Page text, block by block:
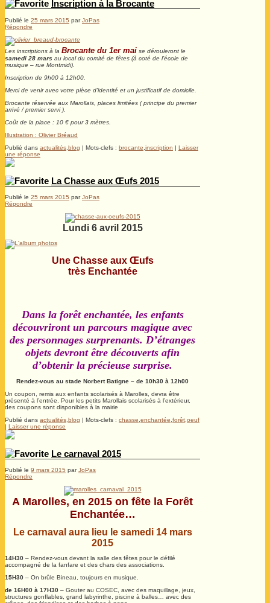
Inscription à la Brocante
Publié le 25 mars 2015 parJoPas
Répondre
Les inscriptions à la Brocante du 1er mai se dérouleront le
samedi 28 mars au local du comité de fêtes (à coté de l’école de
musique – rue Montmidi).
Inscription de 9h00 à 12h00.
Merci de venir avec votre pièce d’identité et un justificatif de domicile.
Brocante réservée aux Marollais, places limitées ( principe du premier
arrivé / premier servi ).
Coût de la place : 10 € pour 3 mètres.
Illustration : Olivier Bréaud
Publié dans actualités blog | Mots-clefs : brocante inscription | Laisser
une réponse
La Chasse aux Œufs 2015
Publié le 25 mars 2015 parJoPas
Répondre
Lundi 6 avril 2015
Une Chasse aux Œufs
très Enchantée
Dans la forêt enchantée, les enfants
découvriront un parcours magique avec
des personnages surprenants. D’étranges
objets devront être découverts afin
d’obtenir la précieuse surprise.
Rendez-vous au stade Norbert Batigne – de 10h30 à 12h00
Un coupon, remis aux enfants scolarisés à Marolles, devra être
présenté à l’entrée. Pour les petits Marollais scolarisés à l’extérieur,
des coupons sont disponibles à la mairie
Publié dans actualités,blog Mots-clefs : chasse,enchantée,forêt,oeuf
Laisser une réponse
Le carnaval 2015
Publié le 9 mars 2015 parJoPas
Répondre
A Marolles, en 2015 on fête la Forêt
Enchantée…
Le carnaval aura lieu le samedi 14 mars
2015
14H30 – Rendez-vous devant la salle des fêtes pour le défilé
accompagné de la fanfare et des chars des associations.
15H30 – On brûle Bineau, toujours en musique.
de 16H00 à 17H30 – Gouter au COSEC, avec des maquillage, jeux,
structures gonflables, grand labyrinthe, piscine à balles… avec des